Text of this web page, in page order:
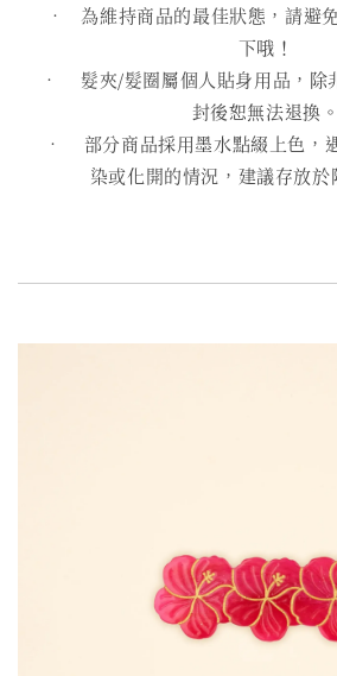
• 為維持商品的最佳狀態，請避免
下哦！
• 髮夾/髮圈屬個人貼身用品，除
封後恕無法退換。
• 部分商品採用墨水點綴上色，
染或化開的情況，建議存放於